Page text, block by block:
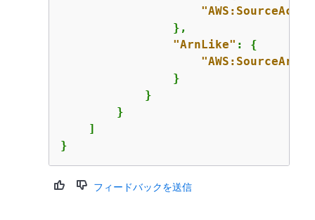
                },
"ArnLike" : {
"AWS:SourceArn"
                }
            }
        }
    ]
}
フィードバックを送信